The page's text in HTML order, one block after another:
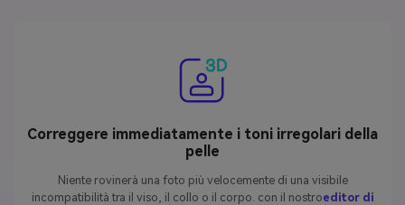
Correggere immediatamente i toni irregolari della
pelle
Niente rovinerà una foto più velocemente di una visibile
incompatibilità tra il viso, il collo o il corpo. con il nostroeditor di